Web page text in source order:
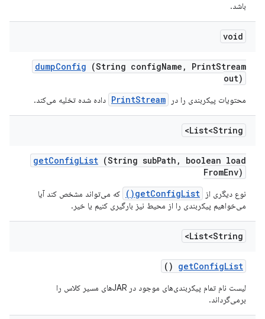
باشد.
void
dumpConfig (String configName , PrintStream
out)
محتویات پیکربندی را در PrintStream داده شده تخلیه می‌کند.
List<String>
getConfigList (String subPath ,
boolean load
FromEnv)
نوع دیگری از getConfigList()
که می‌تواند مشخص کند آیا
می‌خواهیم پیکربندی را از محیط نیز بارگیری کنیم یا خیر.
List<String>
getConfigList
()
لیست نام تمام پیکربندی‌های موجود در JARهای مسیر کلاس را
برمی‌گرداند.